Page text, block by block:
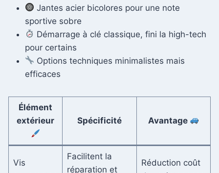
Jantes acier bicolores pour une note
sportive sobre
Démarrage à clé classique, fini la high-tech
pour certains
Options techniques minimalistes mais
efficaces
Élément
extérieur
Spécificité Avantage
Vis
Facilitent la
réparation et
Réduction coût